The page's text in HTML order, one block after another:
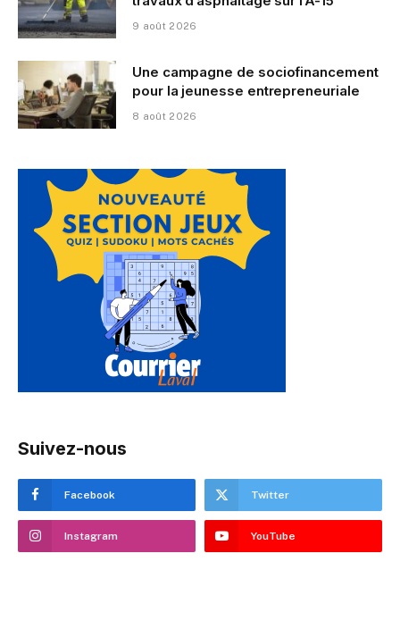
9 août 2026
Une campagne de sociofinancement
pour la jeunesse entrepreneuriale
8 août 2026
Suivez-nous
Facebook Twitter
Instagram YouTube